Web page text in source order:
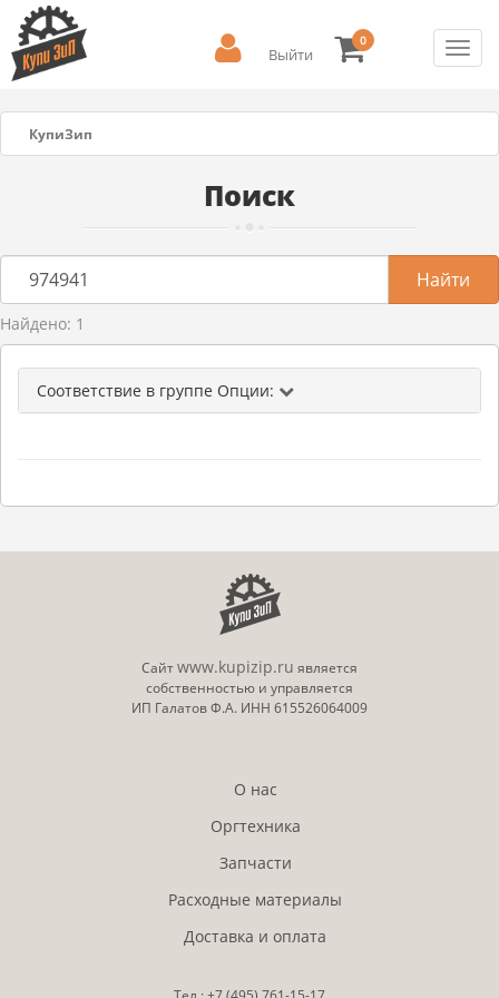
Выйти
0
КупиЗип
Поиск
Найдено: 1
Соответствие в группе Опции:
Сайтwww.kupizip.ru является
собственностью и управляется
ИП Галатов Ф.А. ИНН 615526064009
О нас
Оргтехника
Запчасти
Расходные материалы
Доставка и оплата